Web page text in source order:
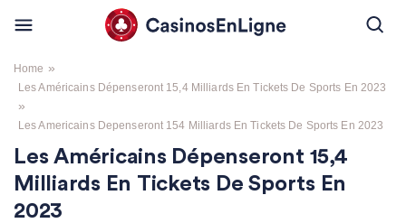
Home »
Les Américains Dépenseront 15,4 Milliards En Tickets De Sports En 2023
»
Les Americains Depenseront 154 Milliards En Tickets De Sports En 2023
Les Américains Dépenseront 15,4
Milliards En Tickets De Sports En
2023